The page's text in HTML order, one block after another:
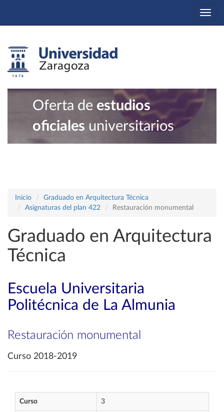
Oferta de estudios
oficiales universitarios
Inicio
Graduado en Arquitectura Técnica
Asignaturas del plan 422
Restauración monumental
Graduado en Arquitectura
Técnica
Escuela Universitaria
Politécnica de La Almunia
Restauración monumental
Curso 2018-2019
Curso 3